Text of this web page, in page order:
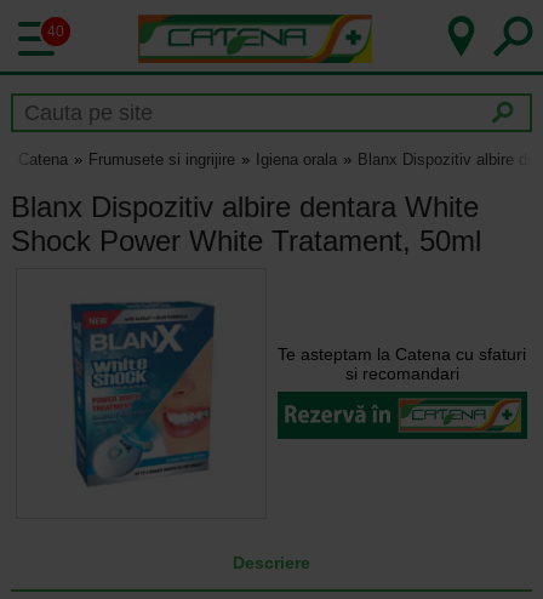
40
Catena Frumusete si ingrijire Igiena orala Blanx Dispozitiv albire
Blanx Dispozitiv albire dentara White
Shock Power White Tratament, 50ml
Te asteptam la Catena cu sfaturi
si recomandari
Descriere